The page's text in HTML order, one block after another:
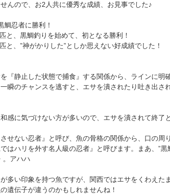
んので、お2人共に優秀な成績、お見事でした♪
鯛忍者に勝利！
と、黒鯛釣りを始めて、初となる勝利！
、”神がかりした”としか思えない好成績でした！
『静止した状態で捕食』する関係から、ラインに明
瞬のチャンスを逃すと、エサを潰されたり吐き出さ
感に気づけない方が多いので、エサを潰されて終了
せない忍者』と呼び、魚の骨格の関係から、口の周
はハリを外す名人級の忍者』と呼びます。まあ、”黒
。アハハ
多い印象を持つ魚ですが、関西ではエサをくわえた
遺伝子が違うのかもしれませんね！